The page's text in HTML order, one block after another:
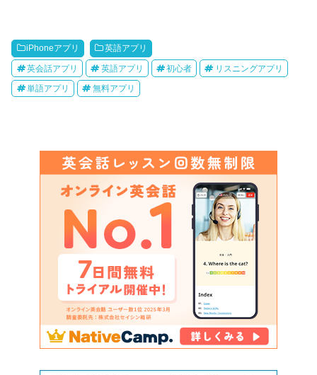
iPhoneアプリ 英語アプリ
英会話アプリ 英語アプリ 初心者 リスニングアプリ
単語アプリ 無料アプリ